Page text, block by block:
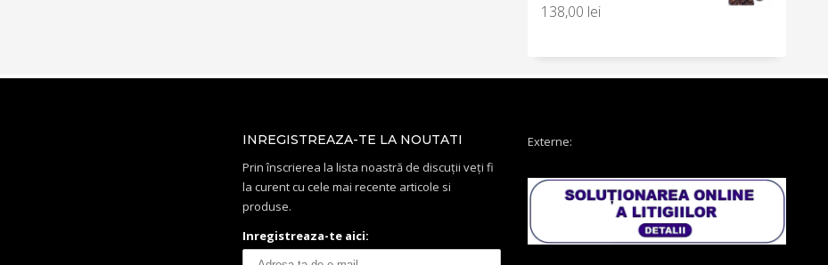
138,00 lei
INREGISTREAZA-TE LA NOUTATI
Prin înscrierea la lista noastră de discuții veți fi
la curent cu cele mai recente articole si
produse.
Inregistreaza-te aici:
Externe: